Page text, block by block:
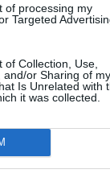
of processing my
Targeted
of Collection, Use,
and/or Sharing of my
Is Unrelated with
it was collected.